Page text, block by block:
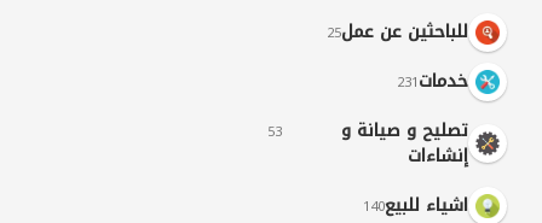
للباحثين عن عمل25
خدمات231
تصليح و صيانة و
إنشاءات
53
اشياء للبيع140